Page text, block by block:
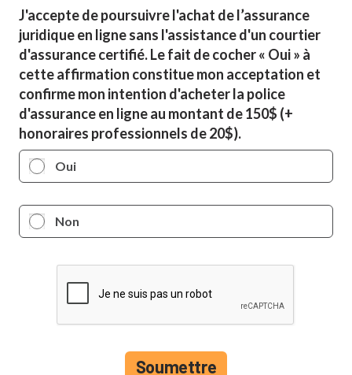
J'accepte de poursuivre l'achat de l’assurance
juridique en ligne sans l'assistance d'un courtier
d'assurance certifié. Le fait de cocher « Oui » à
cette affirmation constitue mon acceptation et
confirme mon intention d'acheter la police
d'assurance en ligne au montant de 150$ (+
honoraires professionnels de 20$).
Oui
Non